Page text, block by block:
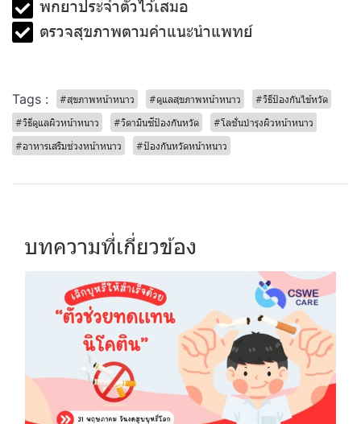
พกยาประจำตัวไว้เสมอ
ตรวจสุขภาพตามคำแนะนำแพทย์
Tags : #สุขภาพหน้าหนาว #ดูแลสุขภาพหน้าหนาว
#วิธีป้องกันไข้หวัด
#วิธีดูแลผิวหน้าหนาว
#วิตามินซีป้องกันหวัด
#โลชั่นบำรุงผิวหน้าหนาว
#อาหารเสริมช่วงหน้าหนาว
#ป้องกันหวัดหน้าหนาว
บทความที่เกี่ยวข้อง